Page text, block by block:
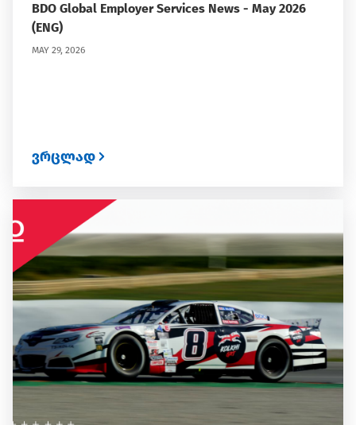
BDO Global Employer Services News - May 2026
(ENG)
MAY 29, 2026
ვრცლად